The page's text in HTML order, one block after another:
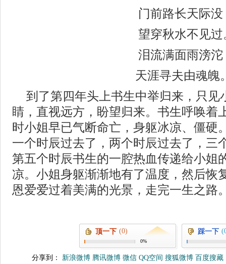
门前路长天际没
望穿秋水不见过
泪流满面雨滂沱
天涯寻夫由魂魄
到了第四年头上书生中举归来，只见
睛，直视远方，盼望归来。书生呼唤着
时小姐早已气断命亡，身躯冰凉、僵硬
一个时辰过去了，两个时辰过去了，
第五个时辰书生的一腔热血传递给小姐
凉。小姐身躯渐渐地有了温度，然后恢
恩爱爱过着美满的光景，走完一生之路
顶一下 (0)
0%
踩一下
分享到： 新浪微博 腾讯微博 微信 QQ空间 搜狐微博 百度搜藏